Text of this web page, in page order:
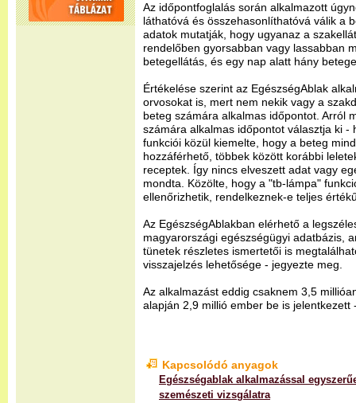
Az időpontfoglalás során alkalmazott
láthatóvá és összehasonlíthatóvá válik a
adatok mutatják, hogy ugyanaz a
rendelőben gyorsabban vagy lassabban
betegellátás, és egy nap alatt hány
Értékelése szerint az EgészségAblak
orvosokat is, mert nem nekik vagy a
beteg számára alkalmas időpontot. Arról
számára alkalmas időpontot választja ki -
funkciói közül kiemelte, hogy a beteg
hozzáférhető, többek között korábbi
receptek. Így nincs elveszett adat vagy
mondta. Közölte, hogy a "tb-lámpa"
ellenőrizhetik, rendelkeznek-e teljes
Az EgészségAblakban elérhető a
magyarországi egészségügyi adatbázis,
tünetek részletes ismertetői is
visszajelzés lehetősége - jegyezte meg.
Az alkalmazást eddig csaknem 3,5
alapján 2,9 millió ember be is jelentkezett
Kapcsolódó anyagok
Egészségablak alkalmazással
szemészeti vizsgálatra